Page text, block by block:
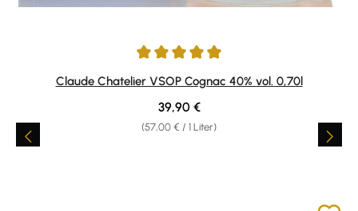
Durchschnittliche Bewertung von 5 von 5 Sternen
Claude Chatelier VSOP Cognac 40% vol. 0,70l
(57,00 € / 1 Liter)
Regulärer Preis:
39,90 €